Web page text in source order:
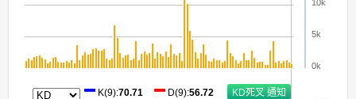
0k
5k
10k
K(9):70.71 D(9):56.72